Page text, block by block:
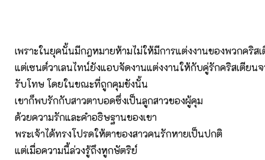
เพราะในยุคนั้นมีกฎหมายห้ามไม่ให้มีการแต่งงานของพวกคริส
แต่เซนต์วาเลนไทน์ยังแอบจัดงานแต่งงานให้กับคู่รักคริสเตียน
รับโทษ โดยในขณะที่ถูกคุมขังนั้น
เขาก็พบรักกับสาวตาบอดซึ่งเป็นลูกสาวของผู้คุม
ด้วยความรักและคำอธิษฐานของเขา
พระเจ้าได้ทรงโปรดให้ตาของสาวคนรักหายเป็นปกติ
แต่เมื่อความนี้ล่วงรู้ถึงหูกษัตริย์